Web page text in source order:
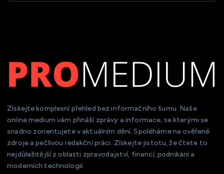
Získejte komplexní přehled bez informačního šumu. Naše
online medium vám přináší zprávy a informace, se kterými se
snadno zorientujete v aktuálním dění. Spoléháme na ověřené
zdroje a pečlivou redakční práci. Získejte jistotu, že čtete to
nejdůležitější z oblasti zpravodajství, financí, podnikání a
moderních technologií.